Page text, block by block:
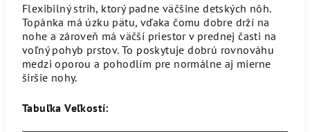
Flexibilný strih, ktorý padne väčšine detských nôh.
Topánka má úzku pätu, vďaka čomu dobre drží na
nohe a zároveň má väčší priestor v prednej časti na
voľný pohyb prstov. To poskytuje dobrú rovnováhu
medzi oporou a pohodlím pre normálne aj mierne
širšie nohy.
Tabuľka Veľkostí: